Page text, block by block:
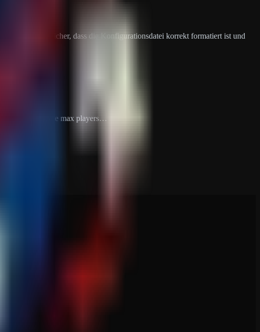
Stelle sicher, dass die Konfigurationsdatei korrekt formatiert ist und
ensuring the max players…